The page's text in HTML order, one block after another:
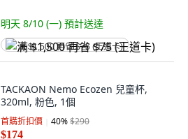
明天 8/10 (一) 預計送達
满 $1,500 再省 $75 (王道卡)
TACKAON Nemo Ecozen 兒童杯,
320ml, 粉色, 1個
首購折扣價 40%$290
$174